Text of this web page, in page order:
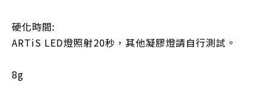
硬化時間:
ARTiS LED燈照射20秒，其他凝膠燈請自行測試。
8g